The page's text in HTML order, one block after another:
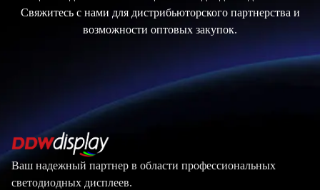
Свяжитесь с нами для дистрибьюторского партнерства и
возможности оптовых закупок.
Ваш надежный партнер в области профессиональных
светодиодных дисплеев.